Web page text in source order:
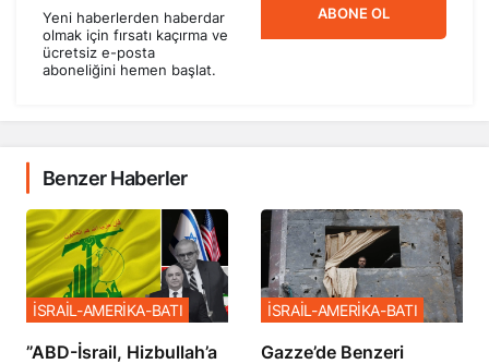
Yeni haberlerden haberdar
olmak için fırsatı kaçırma ve
ücretsiz e-posta
aboneliğini hemen başlat.
ABONE OL
Benzer Haberler
​​​​​​​”ABD-İsrail, Hizbullah’a
İSRAİL-AMERİKA-BATI
​​​​​​​Gazze’de Benzeri
İSRAİL-AMERİKA-BATI